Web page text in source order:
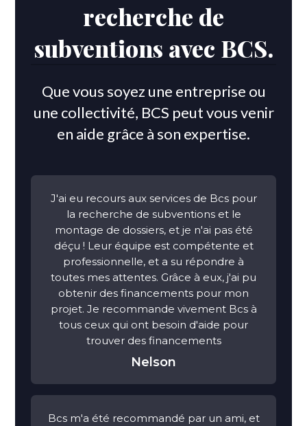
recherche de
subventions avec BCS.
Que vous soyez une entreprise ou
une collectivité, BCS peut vous venir
en aide grâce à son expertise.
J'ai eu recours aux services de Bcs pour
la recherche de subventions et le
montage de dossiers, et je n'ai pas été
déçu ! Leur équipe est compétente et
professionnelle, et a su répondre à
toutes mes attentes. Grâce à eux, j'ai pu
obtenir des financements pour mon
projet. Je recommande vivement Bcs à
tous ceux qui ont besoin d'aide pour
trouver des financements
Nelson
Bcs m'a été recommandé par un ami, et